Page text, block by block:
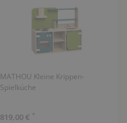
MATHOU Kleine Krippen-
Spielküche
819,00 € *